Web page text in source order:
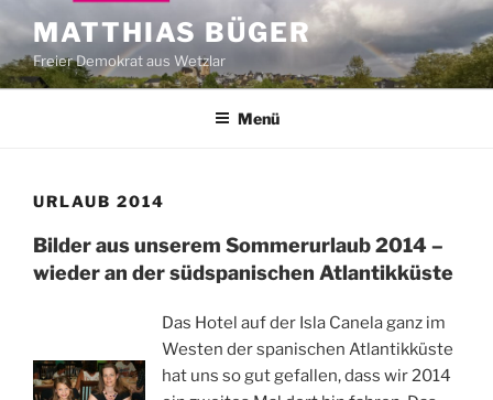
Inhalt
springen
MATTHIAS BÜGER
Freier Demokrat aus Wetzlar
Menü
URLAUB 2014
Bilder aus unserem Sommerurlaub 2014 –
wieder an der südspanischen Atlantikküste
Das Hotel auf der Isla Canela ganz im
Westen der spanischen Atlantikküste
hat uns so gut gefallen, dass wir 2014